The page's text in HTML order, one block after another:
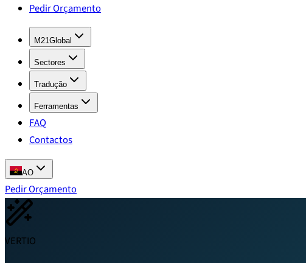
Pedir Orçamento
M21Global
Sectores
Tradução
Ferramentas
FAQ
Contactos
AO
Pedir Orçamento
VERTIO